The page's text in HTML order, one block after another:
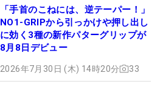
「手首のこねには、逆テーパー！」
NO1-GRIPから引っかけや押し出し
に効く3種の新作パターグリップが
8月8日デビュー
2026年7月30日 (木) 14時20分 33